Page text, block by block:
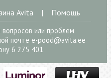
Avita | Помощь
вопросов или проблем
почте e-pood@avita.ee
6 275 401